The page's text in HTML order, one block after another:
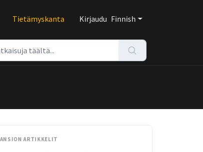
Tietämyskanta Kirjaudu Finnish
ARTIKKELIT